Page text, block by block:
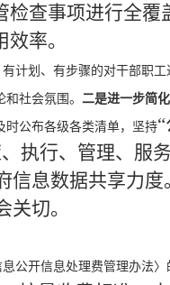
检查事项进行全覆
率。
有计划、有步骤的对干部职
社会氛围。 二是进一步简
时公布各级各类清单，坚持
执行、管理、服
信息数据共享力
切。
公开信息处理费管理办法